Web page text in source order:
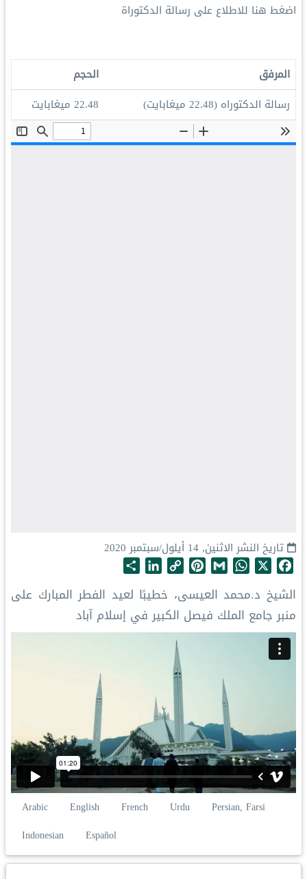
اضغط هنا للاطلاع على رسالة الدكتوراة
المرفق
الحجم
رسالة الدكتوراه (22.48 ميغابايت) 22.48 ميغابايت
تاريخ النشر الاثنين, 14 أيلول/سبتمبر 2020
F
c
b
o
X
W
a
t
s
G
a
i
l
P
n
e
C
p
y
L
L
n
k
e
a
r
e
الشيخ د.⁧‫محمد العيسى‬⁩، خطيبًا لعيد الفطر المبارك على
منبر جامع الملك فيصل الكبير في إسلام آباد
Arabic English French Urdu
Persian, Farsi
Indonesian
Español